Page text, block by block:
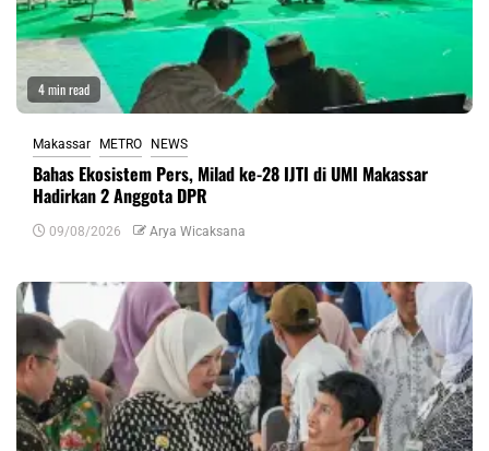
4 min read
Makassar METRO NEWS
Bahas Ekosistem Pers, Milad ke-28 IJTI di UMI Makassar
Hadirkan 2 Anggota DPR
09/08/2026 Arya Wicaksana